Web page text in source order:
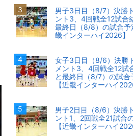
男子3日目（8/7）決勝
ント3、4回戦全12試合
最終日（8/8）の試合予
畿インターハイ2026】
女子3日目（8/6）決勝
メント3、4回戦全12試
と最終日（8/7）の試合
【近畿インターハイ
男子2日目（8/6）決勝
ント1、2回戦全21試合
【近畿インターハイ